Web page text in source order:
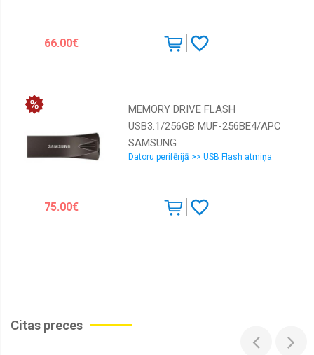
66.00€
MEMORY DRIVE FLASH
USB3.1/256GB MUF-256BE4/APC
SAMSUNG
Datoru perifērijā >> USB Flash atmiņa
75.00€
Citas preces